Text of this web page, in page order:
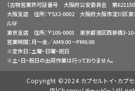
（古物営業許可証番号 大阪府公安委員会 第
大阪支店 住所：〒532-0002 大阪府大阪市淀川区東
ル5F
東京支店 住所：〒105-0003 東京都港区西新橋3-
営業時間：月～金／AM9:00－PM6:00
※定休日：土曜・日曜・祝日
※土・日・祝日の出荷作業は行っておりません。
Copyright ©2024 カプセルトイ・カプ